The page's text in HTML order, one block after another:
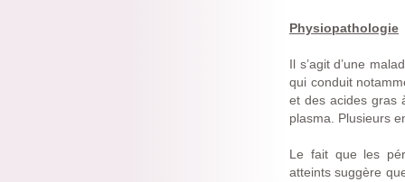
Physiopathologie
Il s’agit d’une
qui conduit
et des acides gras
plasma. Plusieurs
Le fait que les
atteints suggère